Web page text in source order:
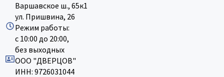
Варшавское ш., 65к1
ул. Пришвина, 26
Режим работы:
с 10:00 до 20:00,
без выходных
ООО "ДВЕРЦОВ"
ИНН: 9726031044